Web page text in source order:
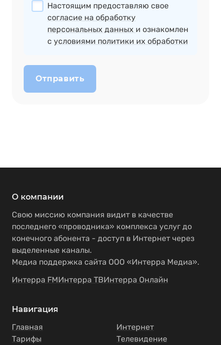
Настоящим предоставляю свое
согласие на обработку
персональных данных и ознакомлен
с условиями политики их обработки
Отправить
О компании
Свою миссию компания видит в качестве
последнего «проводника» комплекса услуг до
конечного абонента - доступ в Интернет через
выделенные каналы.
Медиа поддержка сайта ООО «Интерра Медиа».
Интерра FMИнтерра ТВИнтерра Онлайн
Навигация
Главная
Тарифы
Интернет
Телевидение